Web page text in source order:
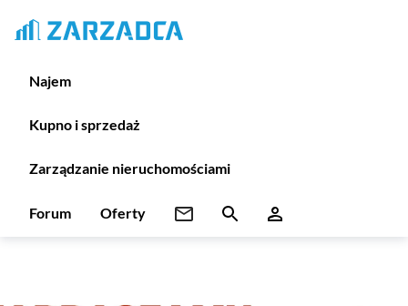
Najem
Kupno i sprzedaż
Zarządzanie nieruchomościami
Forum Oferty